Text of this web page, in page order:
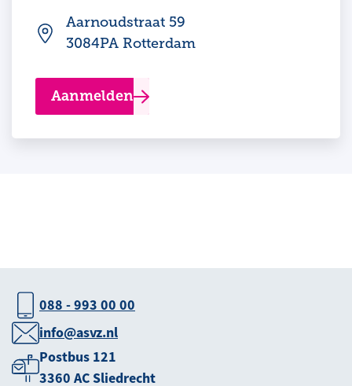
Aarnoudstraat 59
3084PA Rotterdam
Aanmelden
088 - 993 00 00
info@asvz.nl
Postbus 121
3360 AC Sliedrecht